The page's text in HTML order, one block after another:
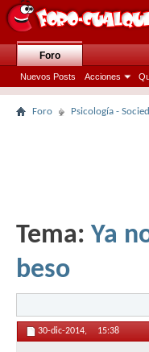
Foro
Nuevos Posts Acciones
Foro Psicología -
Tema: Ya
beso
30-dic-2014, 15:38